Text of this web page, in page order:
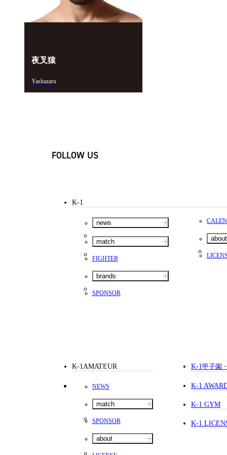
夜叉猿
Yashazaru
FOLLOW US
K-1
news
match
FIGHTER
brands
SPONSOR
about
K-1AMATEUR
NEWS
match
SPONSOR
about
K-1 甲子園
K-1
K-1 GYM
K-1